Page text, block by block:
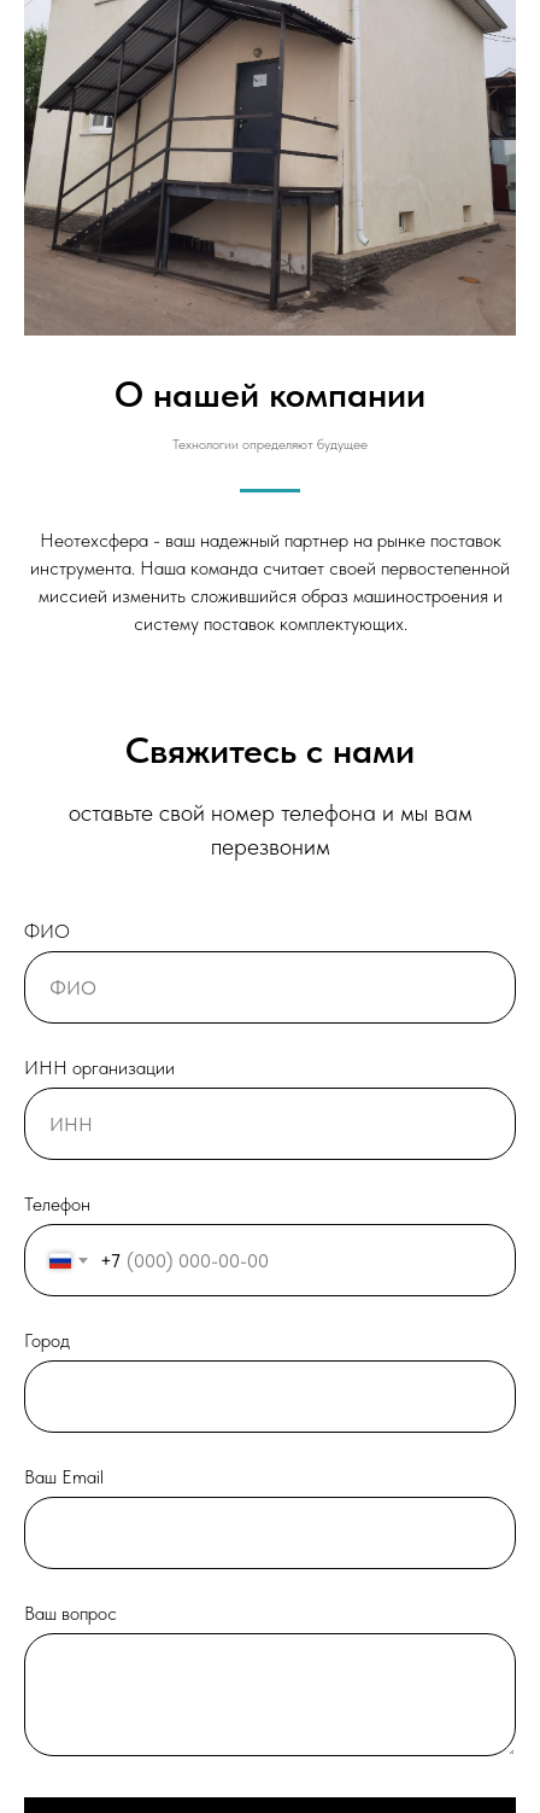
О нашей компании
Технологии определяют будущее
Неотехсфера - ваш надежный партнер на рынке поставок
инструмента. Наша команда считает своей первостепенной
миссией изменить сложившийся образ машиностроения и
систему поставок комплектующих.
Свяжитесь с нами
оставьте свой номер телефона и мы вам
перезвоним
ФИО
ИНН организации
Телефон
+7
Город
Ваш Email
Ваш вопрос